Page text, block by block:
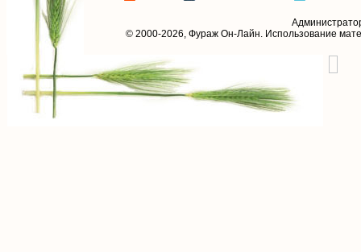
© 2000-2026, Фураж Он-Лайн. Использование